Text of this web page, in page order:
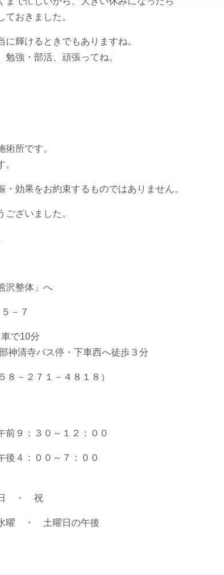
おきました。
輝けるときでもありますね。
強・部活、頑張ってね。
所です。
効果をお約束するものではありません。
ざいました。
体」へ
７
10分
停・下車西へ徒歩３分
－４８１８）
０～１２：００
７：００
祝
の午後